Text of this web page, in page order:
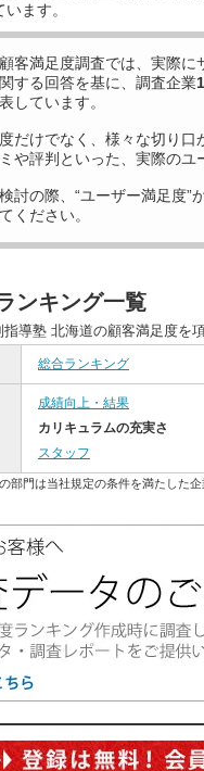
います。
客満足度調査では、実際に
する回答を基に、調査企業
しています。
だけでなく、様々な切り口
や評判といった、実際のユ
討の際、“ユーザー満足度”
ください。
ンキング一覧
導塾 北海道の顧客満足度を
総合ランキング
成績向上・結果
カリキュラムの充実さ
スタッフ
部門は当社規定の条件を満たした企